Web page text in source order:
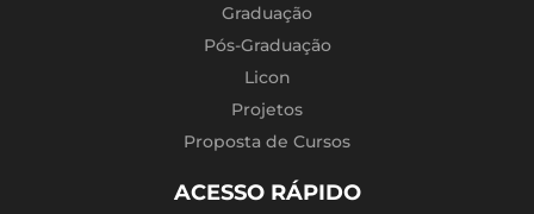
Graduação
Pós-Graduação
Licon
Projetos
Proposta de Cursos
ACESSO RÁPIDO